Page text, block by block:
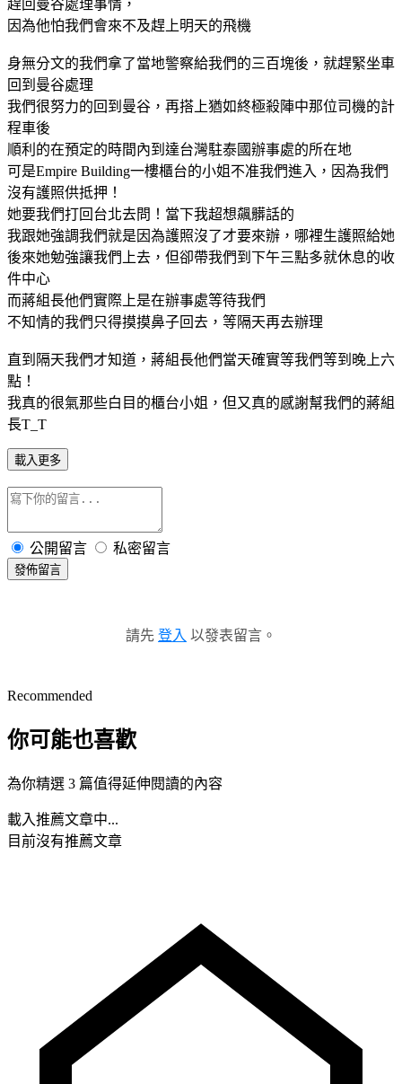
趕回曼谷處理事情，
因為他怕我們會來不及趕上明天的飛機
身無分文的我們拿了當地警察給我們的三百塊後，就趕緊坐車
回到曼谷處理
我們很努力的回到曼谷，再搭上猶如終極殺陣中那位司機的計
程車後
順利的在預定的時間內到達台灣駐泰國辦事處的所在地
可是Empire Building一樓櫃台的小姐不准我們進入，因為我們
沒有護照供抵押！
她要我們打回台北去問！當下我超想飆髒話的
我跟她強調我們就是因為護照沒了才要來辦，哪裡生護照給她
後來她勉強讓我們上去，但卻帶我們到下午三點多就休息的收
件中心
而蔣組長他們實際上是在辦事處等待我們
不知情的我們只得摸摸鼻子回去，等隔天再去辦理
直到隔天我們才知道，蔣組長他們當天確實等我們等到晚上六
點！
我真的很氣那些白目的櫃台小姐，但又真的感謝幫我們的蔣組
長T_T
載入更多
公開留言 私密留言
發佈留言
請先 登入 以發表留言。
Recommended
你可能也喜歡
為你精選 3 篇值得延伸閱讀的內容
載入推薦文章中...
目前沒有推薦文章